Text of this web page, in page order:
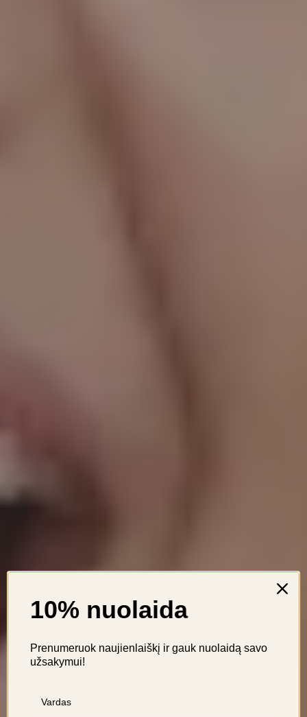
10% nuolaida
Prenumeruok naujienlaiškį ir gauk nuolaidą savo
užsakymui!